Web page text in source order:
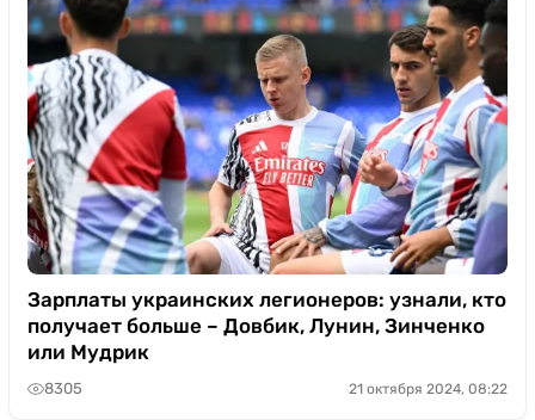
Зарплаты украинских легионеров: узнали, кто
получает больше – Довбик, Лунин, Зинченко
или Мудрик
8305 21 октября 2024, 08:22